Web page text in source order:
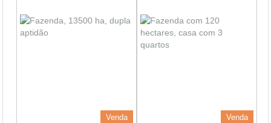
Venda
Venda